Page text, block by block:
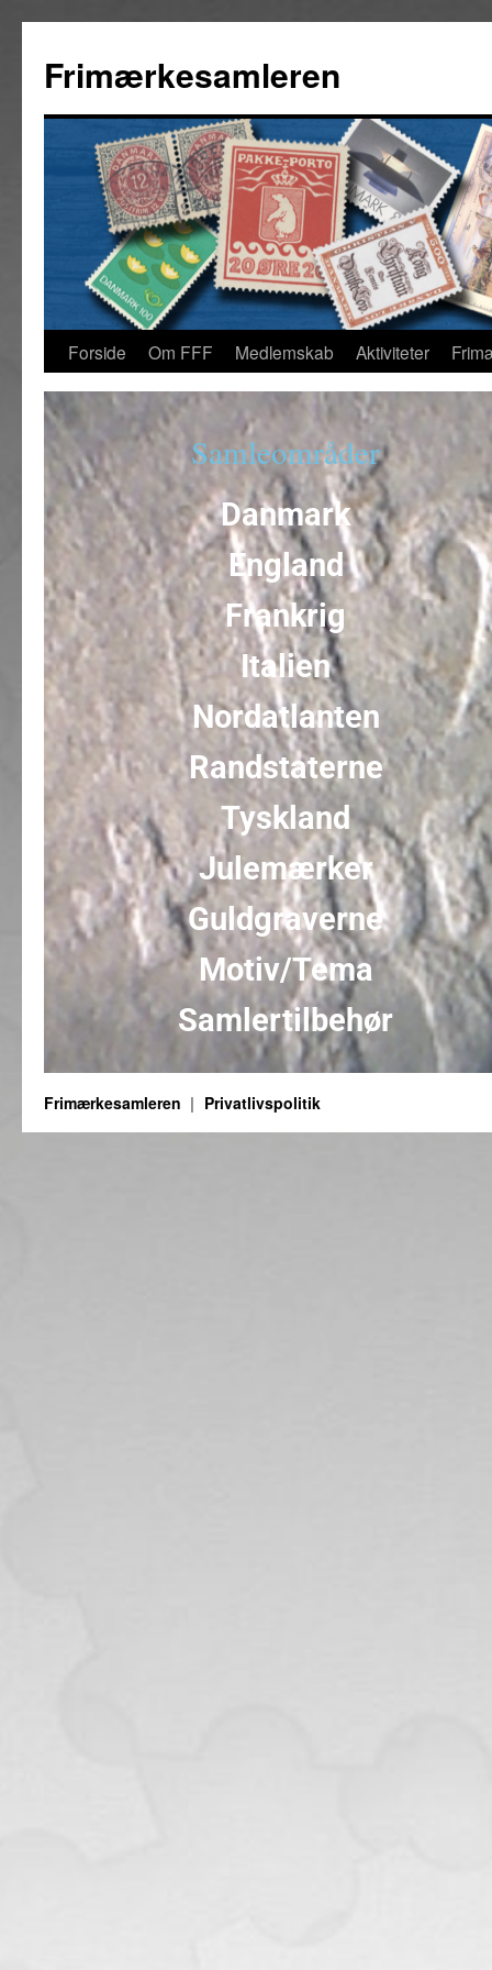
Frimærkesamleren
Forside Om FFF Medlemskab Aktiviteter
Samleområder
Danmark
England
Frankrig
Italien
Nordatlanten
Randstaterne
Tyskland
Julemærker
Guldgraverne
Motiv/Tema
Samlertilbehør
Frimærkesamleren Privatlivspolitik